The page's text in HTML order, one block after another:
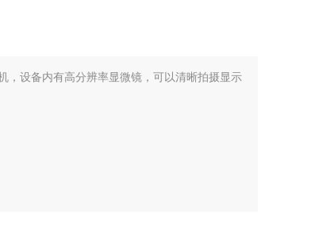
，设备内有高分辨率显微镜，可以清晰拍摄显示